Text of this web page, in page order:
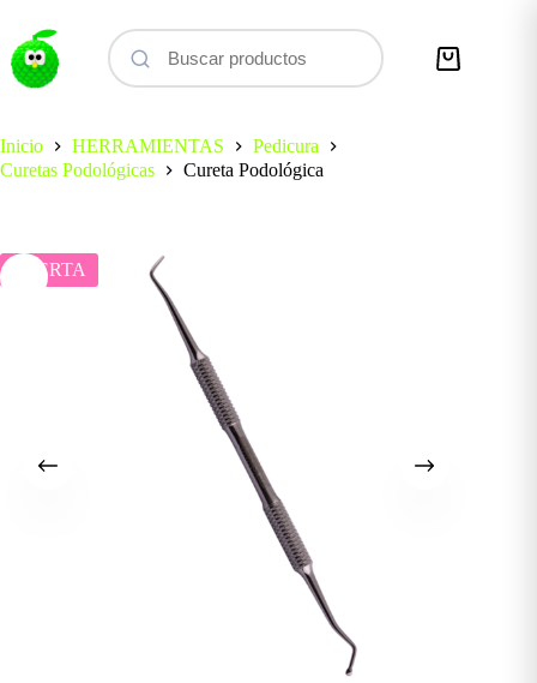
contenido
Carro
Inicio
HERRAMIENTAS
Pedicura
Curetas Podológicas
Cureta Podológica
OFERTA